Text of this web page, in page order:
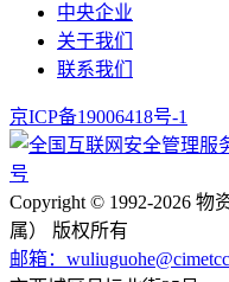
中央企业
关于我们
联系我们
京ICP备19006418号-1
号
Copyright ©️ 1992-2026 物
属） 版权所有
邮箱：